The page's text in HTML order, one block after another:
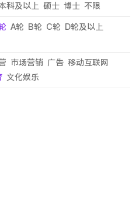
科及以上 硕士 博士 不限
A轮 B轮 C轮 D轮及以上
市场营销 广告 移动互联网
文化娱乐